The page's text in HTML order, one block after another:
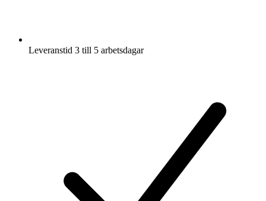
Leveranstid 3 till 5 arbetsdagar